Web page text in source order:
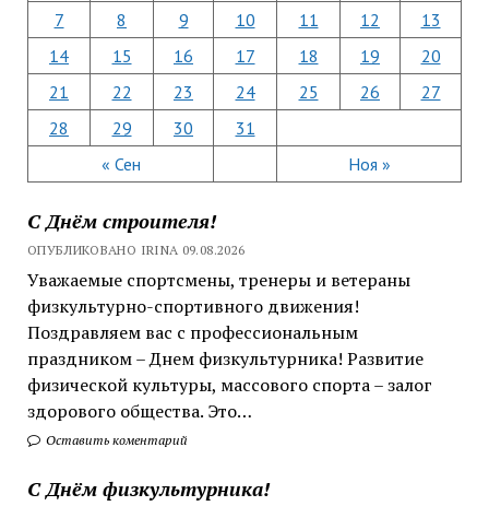
« Сен Ноя »
7
8 9 10 11 12
13
14
15 16 17 18 19
20
21
22 23 24 25 26
27
28
29 30 31
С Днём строителя!
ОПУБЛИКОВАНО IRINA 09.08.2026
Уважаемые спортсмены, тренеры и ветераны
физкультурно-спортивного движения!
Поздравляем вас с профессиональным
праздником – Днем физкультурника! Развитие
физической культуры, массового спорта – залог
здорового общества. Это…
Оставить коментарий
С Днём физкультурника!